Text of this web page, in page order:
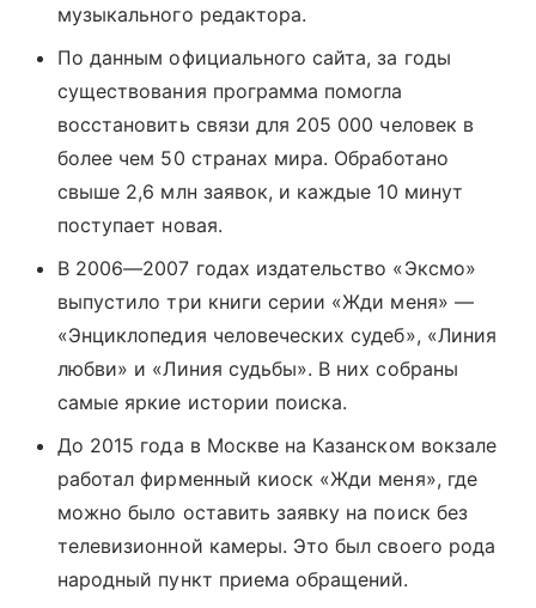
музыкального редактора.
По данным официального сайта, за годы
существования программа помогла
восстановить связи для 205 000 человек в
более чем 50 странах мира. Обработано
свыше 2,6 млн заявок, и каждые 10 минут
поступает новая.
В 2006—2007 годах издательство «Эксмо»
выпустило три книги серии «Жди меня» —
«Энциклопедия человеческих судеб», «Линия
любви» и «Линия судьбы». В них собраны
самые яркие истории поиска.
До 2015 года в Москве на Казанском вокзале
работал фирменный киоск «Жди меня», где
можно было оставить заявку на поиск без
телевизионной камеры. Это был своего рода
народный пункт приема обращений.